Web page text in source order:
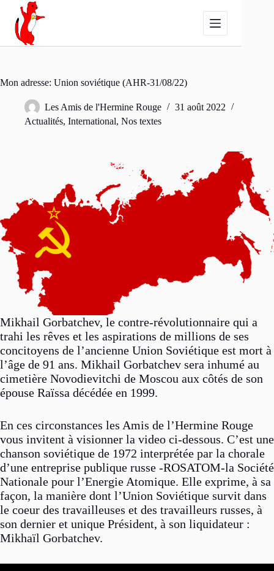
Passer
contenu
Mon adresse: Union soviétique (AHR-31/08/22)
Les Amis de l'Hermine Rouge
31 août 2022
Actualités, International, Nos textes
Mikhail Gorbatchev, le contre-révolutionnaire qui a
trahi les rêves et les aspirations de millions de ses
concitoyens de l’ancienne Union Soviétique est mort à
l’âge de 91 ans. Mikhail Gorbatchev sera inhumé au
cimetière Novodievitchi de Moscou aux côtés de son
épouse Raïssa décédée en 1999.
En ces circonstances les Amis de l’Hermine Rouge
vous invitent à visionner la video ci-dessous. C’est une
chanson soviétique de 1972 interprétée par la chorale
d’une entreprise publique russe -ROSATOM-la Société
Nationale pour l’Energie Atomique. Elle exprime, à sa
façon, la manière dont l’Union Soviétique survit dans
le coeur des travailleuses et des travailleurs russes, à
son dernier et unique Président, à son liquidateur :
Mikhaïl Gorbatchev.